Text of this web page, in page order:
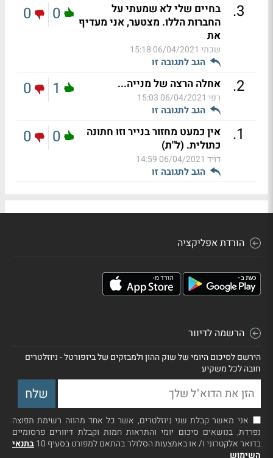
3
.
בחיים שלי לא שמעתי על
החברות הללו. מצטער, אני מעדיף
את
שכתי 06/04/2021 15:18
הגב לתגובה זו
0
0
2
. אחלה הרצה של מנייה...
רפי 06/04/2021 15:03
הגב לתגובה זו
1
0
1
.
אין כמעט מחזור בנייר וזו חתונה
כתולית. (ל"ת)
דויד 06/04/2021 14:59
הגב לתגובה זו
0
0
הורדת אפליקציה
הרשמה לדיוור
הירשם לסיכום היומי של שוק ההון ולמבזקים של ביזפורטל - ניוזלטרים
חובה לכל משקיע
אני מאשר קבלת שני ניוזלטרים, אשר כל אחד מהווה רשימת תפוצה
נפרדת, בנושאים סיכום יומי והתראות חמות וקבלת דיוורים פרסומיים
בדואר אלקטרוני ו/ או באמצעות הסלולר בהתאם למפורט בסעיף 10
בתנאי
השימוש